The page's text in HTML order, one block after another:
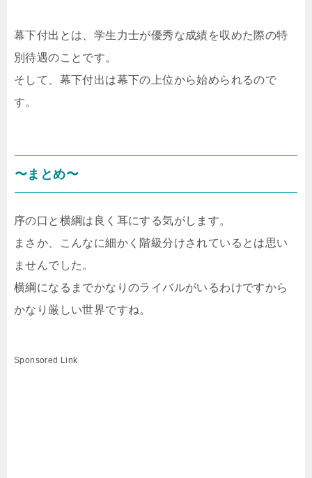
幕下付出とは、学生力士が優秀な成績を収めた際の特
別待遇のことです。
そして、幕下付出は幕下の上位から始められるので
す。
〜まとめ〜
序の口と横綱は良く耳にする気がします。
まさか、こんなに細かく階級分けされているとは思い
ませんでした。
横綱になるまでかなりのライバルがいるわけですから
かなり厳しい世界ですね。
Sponsored Link